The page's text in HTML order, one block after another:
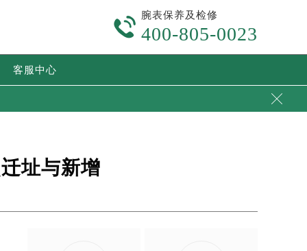

腕表保养及检修
400-805-0023
客服中心

址与新增